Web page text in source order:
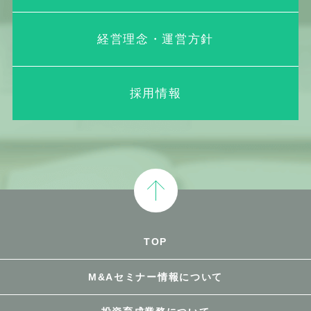
経営理念・運営方針
採用情報
TOP
M&Aセミナー情報について